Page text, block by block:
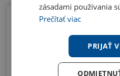
Jedna vonkajšia
vnútorné jednotky
Multisplit Samsung
vonkajšiu jednotku pripojiť
zásadami používania
Prečítať viac
PRIJAŤ